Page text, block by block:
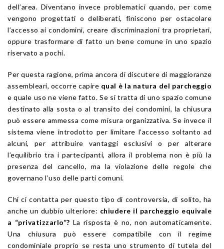
dell’area. Diventano invece problematici quando, per come
vengono progettati o deliberati, finiscono per ostacolare
l’accesso ai condomini, creare discriminazioni tra proprietari,
oppure trasformare di fatto un bene comune in uno spazio
riservato a pochi.
Per questa ragione, prima ancora di discutere di maggioranze
assembleari, occorre capire qual è la natura del parcheggio
e quale uso ne viene fatto. Se si tratta di uno spazio comune
destinato alla sosta o al transito dei condomini, la chiusura
può essere ammessa come misura organizzativa. Se invece il
sistema viene introdotto per limitare l’accesso soltanto ad
alcuni, per attribuire vantaggi esclusivi o per alterare
l’equilibrio tra i partecipanti, allora il problema non è più la
presenza del cancello, ma la violazione delle regole che
governano l’uso delle parti comuni.
Chi ci contatta per questo tipo di controversia, di solito, ha
anche un dubbio ulteriore: chiudere il parcheggio equivale
a “privatizzarlo”? La risposta è no, non automaticamente.
Una chiusura può essere compatibile con il regime
condominiale proprio se resta uno strumento di tutela del